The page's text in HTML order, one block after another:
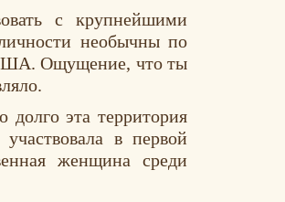
с крупнейшими
необычны по
Ощущение, что ты
долго эта территория
в первой
женщина среди